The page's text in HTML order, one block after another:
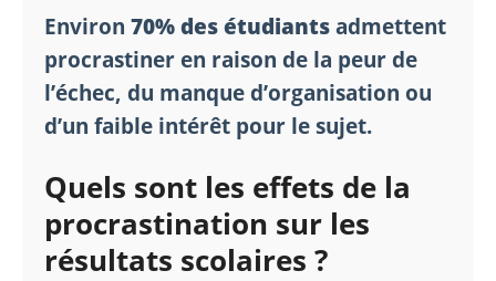
Environ 70% des étudiantsadmettent
procrastiner en raison de la peur de
l’échec, du manque d’organisation ou
d’un faible intérêt pour le sujet.
Quels sont les effets de la
procrastination sur les
résultats scolaires ?